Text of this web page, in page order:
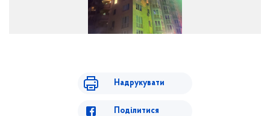
Надрукувати
Поділитися